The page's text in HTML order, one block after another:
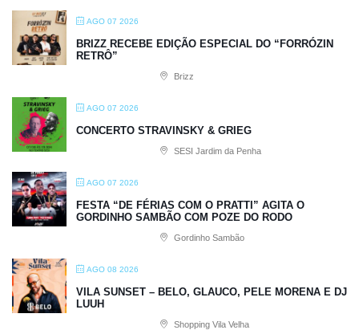
AGO 07 2026
BRIZZ RECEBE EDIÇÃO ESPECIAL DO “FORRÓZIN
RETRÔ”
Brizz
AGO 07 2026
CONCERTO STRAVINSKY & GRIEG
SESI Jardim da Penha
AGO 07 2026
FESTA “DE FÉRIAS COM O PRATTI” AGITA O
GORDINHO SAMBÃO COM POZE DO RODO
Gordinho Sambão
AGO 08 2026
VILA SUNSET – BELO, GLAUCO, PELE MORENA E DJ
LUUH
Shopping Vila Velha